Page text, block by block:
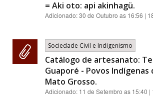
= Aki oto: api akinhagü.
Adicionado:30 de Outubro as 16:56 |
Sociedade Civil e Indigenismo
Catálogo de artesanato:
Guaporé - Povos Indígenas
Mato Grosso.
Adicionado: 11 de Setembro as 15:40 |